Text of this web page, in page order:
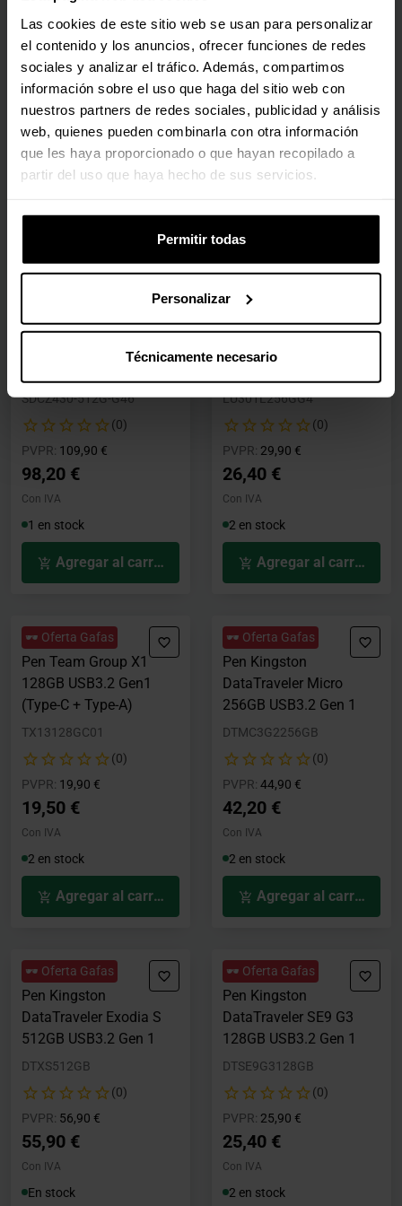
Las cookies de este sitio web se usan para personalizar
el contenido y los anuncios, ofrecer funciones de redes
sociales y analizar el tráfico. Además, compartimos
información sobre el uso que haga del sitio web con
nuestros partners de redes sociales, publicidad y análisis
web, quienes pueden combinarla con otra información
que les haya proporcionado o que hayan recopilado a
partir del uso que haya hecho de sus servicios.
Permitir todas
Personalizar
Técnicamente necesario
Pen Team Group C145
128GB USB3.2 Gen1
TC1453128GY01
(0)
PVPR:Precio rebajado desde
14,90 €hasta
14,60 €
En stock
Agregar al carrito
DataTraveler SE9 G3
256GB USB3.2 Gen 1
DTSE9G3256GB
(0)
PVPR: Precio rebajado desde
44,90 €hasta
44,10 €
En stock
🕶️ Oferta Gafas
Pen SanDisk Ultra Fit
SDCZ430-512G-G46
(0)
PVPR: Precio rebajado desde
109,90 €
98,20 €
Con IVA
1 en stock
Agregar al carrito
🕶️ Oferta Gafas
Pen Kioxia U301 Azul
LU301L256GG4
(0)
PVPR: Precio rebajado desde
29,90 €
26,40 €
Con IVA
2 en stock
Agregar al carrito
🕶️ Oferta Gafas
Pen Team Group X1
128GB USB3.2 Gen1
(Type-C + Type-A)
TX13128GC01
(0)
PVPR: Precio rebajado desde
19,90 €
19,50 €
Con IVA
2 en stock
Agregar al carrito
🕶️ Oferta Gafas
Pen Kingston
DataTraveler Micro
256GB USB3.2 Gen 1
DTMC3G2256GB
(0)
PVPR: Precio rebajado desde
44,90 €
42,20 €
Con IVA
2 en stock
Agregar al carrito
🕶️ Oferta Gafas
Pen Kingston
DataTraveler Exodia S
512GB USB3.2 Gen 1
DTXS512GB
(0)
PVPR: Precio rebajado desde
56,90 €
55,90 €
Con IVA
En stock
🕶️ Oferta Gafas
Pen Kingston
DataTraveler SE9 G3
128GB USB3.2 Gen 1
DTSE9G3128GB
(0)
PVPR: Precio rebajado desde
25,90 €
25,40 €
Con IVA
2 en stock